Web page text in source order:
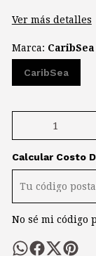
Ver más detalles
Marca: CaribSea
CaribSea
Calcular Costo
No sé mi código